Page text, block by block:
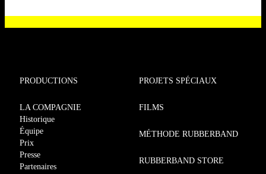
PRODUCTIONS
LA COMPAGNIE
Historique
Équipe
Prix
Presse
Partenaires
PROJETS SPÉCIAUX
FILMS
MÉTHODE RUBBERBAND
RUBBERBAND STORE